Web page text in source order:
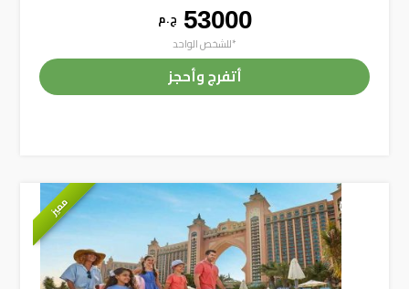
53000 ج . م
*للشخص الواحد
أتفرج وأحجز
مميز